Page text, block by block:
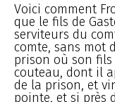
Voici comment
que le fils de
serviteurs du
comte, sans mot
prison où son
couteau, dont il
de la prison, et
pointe, et si près